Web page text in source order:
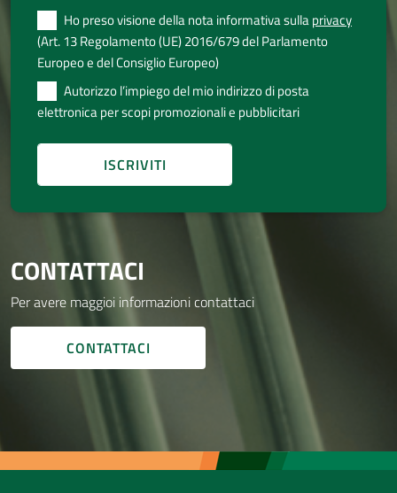
Ho preso visione della nota informativa sullaprivacy
(Art. 13 Regolamento (UE) 2016/679 del Parlamento
Europeo e del Consiglio Europeo)
Autorizzo l’impiego del mio indirizzo di posta
elettronica per scopi promozionali e pubblicitari
CONTATTACI
Per avere maggioi informazioni contattaci
CONTATTACI